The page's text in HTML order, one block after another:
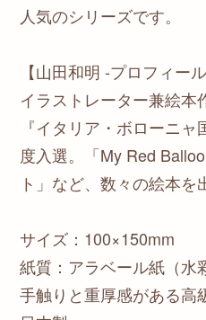
人気のシリーズです。
【山田和明 -プロフィール
イラストレーター兼絵本
『イタリア・ボローニ
度入選。「My Red
ト」など、数々の絵本を
サイズ：100×150mm
紙質：アラベール紙（水
手触りと重厚感がある高